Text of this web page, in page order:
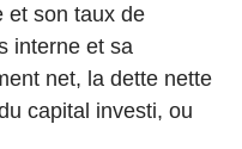
et son taux de
interne et sa
net, la dette nette
capital investi, ou